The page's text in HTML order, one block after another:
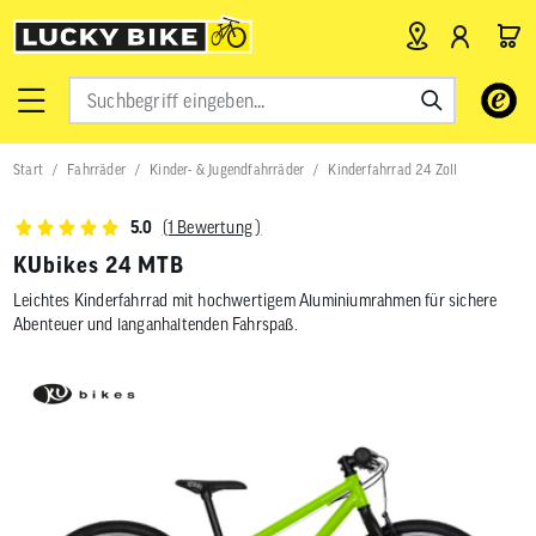
Verwende
Pfeile
nach
oben
Ergebnis
Start Fahrräder Kinder- & Jugendfahrräder Kinderfahrrad 24 Zoll
5.0 (1 Bewertung )
KUbikes 24 MTB
Leichtes Kinderfahrrad mit hochwertigem Aluminiumrahmen für sichere
Abenteuer und langanhaltenden Fahrspaß.